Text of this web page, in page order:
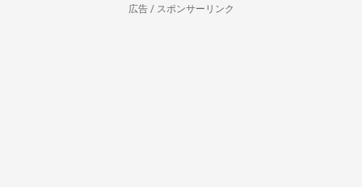
広告 / スポンサーリンク